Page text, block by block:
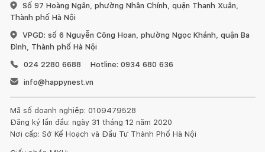
Số 97 Hoàng Ngân, phường Nhân Chính, quận Thanh Xuân,
Thành phố Hà Nội
VPGD: số 6 Nguyễn Công Hoan, phường Ngọc Khánh, quận Ba
Đình, Thành phố Hà Nội
024 2280 6688
Hotline: 0934 680 636
info@happynest.vn
Mã số doanh nghiệp: 0109479528
Đăng ký lần đầu: ngày 31 tháng 12 năm 2020
Nơi cấp: Sở Kế Hoạch và Đầu Tư Thành Phố Hà Nội